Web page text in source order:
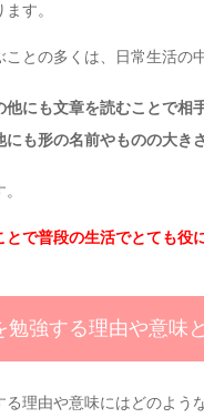
す。
との多くは、日常生活の
他にも文章を読むことで相
にも形の名前やものの大き
とで普段の生活でとても役
勉強する理由や意味
理由や意味にはどのよう